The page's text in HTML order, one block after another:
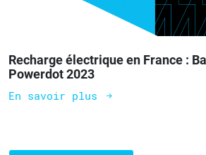
Recharge électrique en France :
Powerdot 2023
En savoir plus